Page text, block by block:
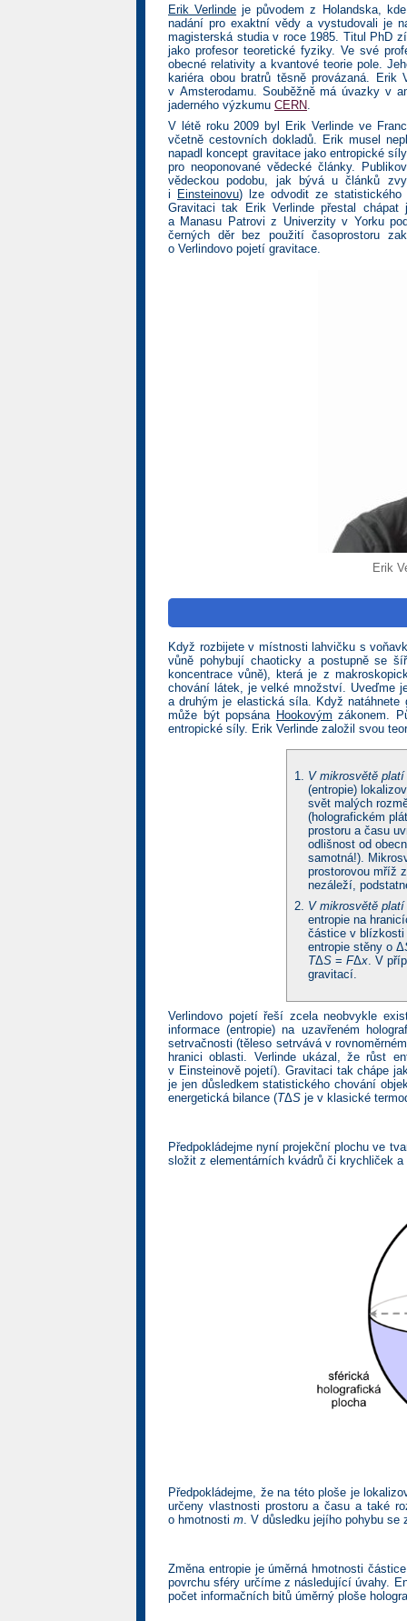
Erik Verlinde je původem z Holandska,
nadání pro exaktní vědy a vystudovali je
magisterská studia v roce 1985. Titul PhD
jako profesor teoretické fyziky. Ve své
obecné relativity a kvantové teorie pole.
kariéra obou bratrů těsně provázaná.
v Amsterodamu. Souběžně má úvazky v
jaderného výzkumu CERN.
V létě roku 2009 byl Erik Verlinde ve
včetně cestovních dokladů. Erik musel
napadl koncept gravitace jako entropické
pro neoponované vědecké články.
vědeckou podobu, jak bývá u článků
i
Einsteinovu) lze odvodit ze statistického
Gravitaci tak Erik Verlinde přestal
a Manasu Patrovi z Univerzity v Yorku
černých děr bez použití časoprostoru
o Verlindovo pojetí gravitace.
Erik
Když rozbijete v místnosti lahvičku s
vůně pohybují chaoticky a postupně se
koncentrace vůně), která je z
chování látek, je velké množství. Uveďme
a druhým je elastická síla. Když
může být popsána Hookovým zákonem.
entropické síly. Erik Verlinde založil svou
V mikrosvětě platí
(entropie)
svět malých
(holografickém
prostoru a času
odlišnost od
samotná!).
prostorovou mříž
nezáleží,
V mikrosvětě
entropie na
částice v blízkosti
entropie stěny o Δ
TΔS = FΔx . V
gravitací.
Verlindovo pojetí řeší zcela neobvykle
informace (entropie) na uzavřeném
setrvačnosti (těleso setrvává v
hranici oblasti. Verlinde ukázal, že růst
v Einsteinově pojetí). Gravitaci tak chápe
je jen důsledkem statistického chování
energetická bilance (TΔS je v klasické
Předpokládejme nyní projekční plochu ve
složit z elementárních kvádrů či krychliček
Předpokládejme, že na této ploše je
určeny vlastnosti prostoru a času a také
o hmotnosti m . V důsledku jejího pohybu
Změna entropie je úměrná hmotnosti
povrchu sféry určíme z následující úvahy.
počet informačních bitů úměrný ploše